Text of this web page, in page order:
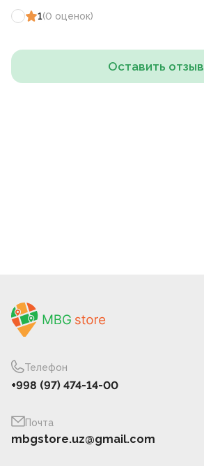
1(0 оценок)
Оставить отзыв
Телефон
+998 (97) 474-14-00
Почта
mbgstore.uz@gmail.com